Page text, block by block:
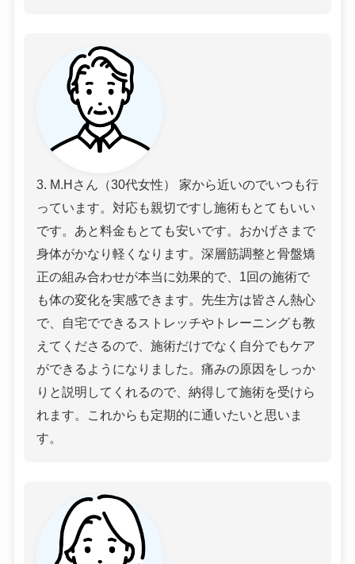
3. M.Hさん（30代女性） 家から近いのでいつも行
っています。対応も親切ですし施術もとてもいい
です。あと料金もとても安いです。おかげさまで
身体がかなり軽くなります。深層筋調整と骨盤矯
正の組み合わせが本当に効果的で、1回の施術で
も体の変化を実感できます。先生方は皆さん熱心
で、自宅でできるストレッチやトレーニングも教
えてくださるので、施術だけでなく自分でもケア
ができるようになりました。痛みの原因をしっか
りと説明してくれるので、納得して施術を受けら
れます。これからも定期的に通いたいと思いま
す。